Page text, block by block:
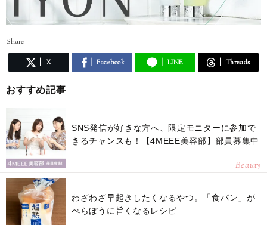
Share
X Facebook LINE Threads
おすすめ記事
SNS発信が好きな方へ、限定モニターに参加で
きるチャンスも！【4MEEE美容部】部員募集中
Beauty
わざわざ早起きしたくなるやつ。「食パン」が
べらぼうに旨くなるレシピ